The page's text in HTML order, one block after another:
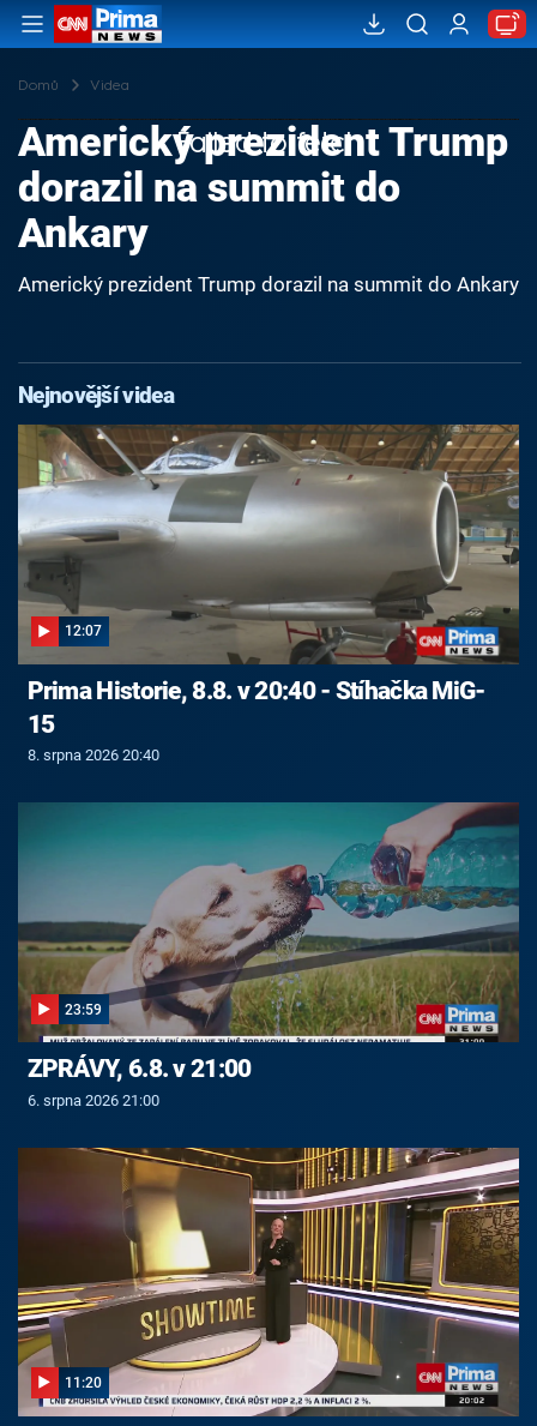
Domů Videa
Failed to fetch
Americký prezident Trump
dorazil na summit do
Ankary
Americký prezident Trump dorazil na summit do Ankary
Nejnovější videa
12:07
Prima Historie, 8.8. v 20:40 - Stíhačka MiG-
15
8. srpna 2026 20:40
23:59
ZPRÁVY, 6.8. v 21:00
6. srpna 2026 21:00
11:20